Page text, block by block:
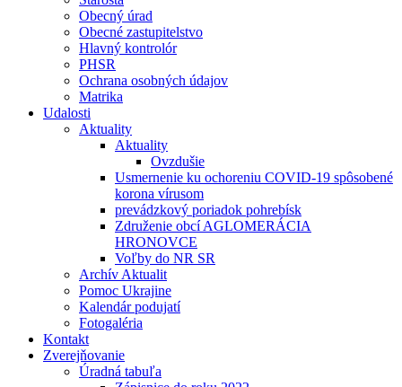
Obecný úrad
Obecné zastupitelstvo
Hlavný kontrolór
PHSR
Ochrana osobných údajov
Matrika
Udalosti
Aktuality
Aktuality
Ovzdušie
Usmernenie ku ochoreniu COVID-19 spôsobené
korona vírusom
prevádzkový poriadok pohrebísk
Združenie obcí AGLOMERÁCIA
HRONOVCE
Voľby do NR SR
Archív Aktualit
Pomoc Ukrajine
Kalendár podujatí
Fotogaléria
Kontakt
Zverejňovanie
Úradná tabuľa